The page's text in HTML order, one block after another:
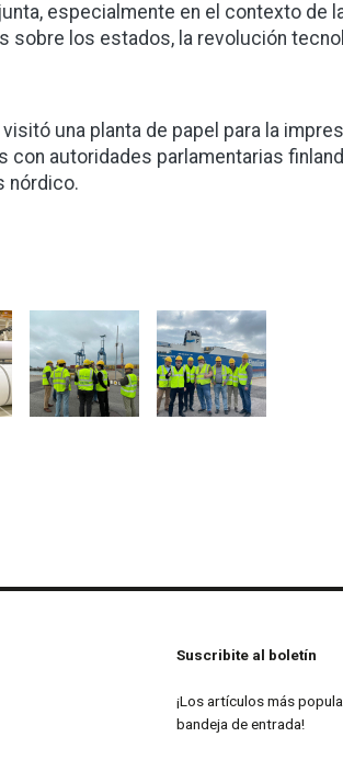
especialmente en el contexto de
sobre los estados, la revolución
una planta de papel para la
con autoridades parlamentarias
nórdico.
Imagen Imagen
Suscribite al boletín
¡Los artículos más
bandeja de entrada!